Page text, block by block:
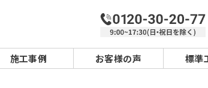
施工事例 お客様の声 標準